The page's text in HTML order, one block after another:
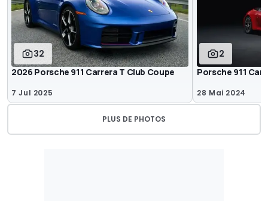
32
2026 Porsche 911 Carrera T Club Coupe
7 Jul 2025
2
Porsche 911
28 Mai 2024
PLUS DE PHOTOS